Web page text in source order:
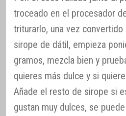
troceado en el procesador
triturarlo, una vez convertido
sirope de dátil, empieza
gramos, mezcla bien y
quieres más dulce y si
Añade el resto de sirope si
gustan muy dulces, se